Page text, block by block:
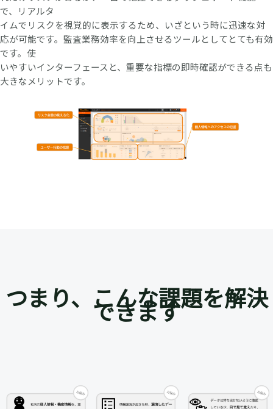
で、リアルタ
イムでリスクを視覚的に表示するため、いざという時に迅速な対
応が可能です。監査業務効率を向上させるツールとしてとても有効
です。使
いやすいインターフェースと、重要な指標の即時確認ができる点も
大きなメリットです。
つまり、こんな課題を解決
できます